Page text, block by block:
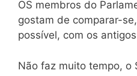
OS membros do
gostam de comparar-
possível, com os
Não faz muito tempo, o